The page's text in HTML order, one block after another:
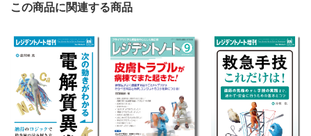
この商品に関連する商品